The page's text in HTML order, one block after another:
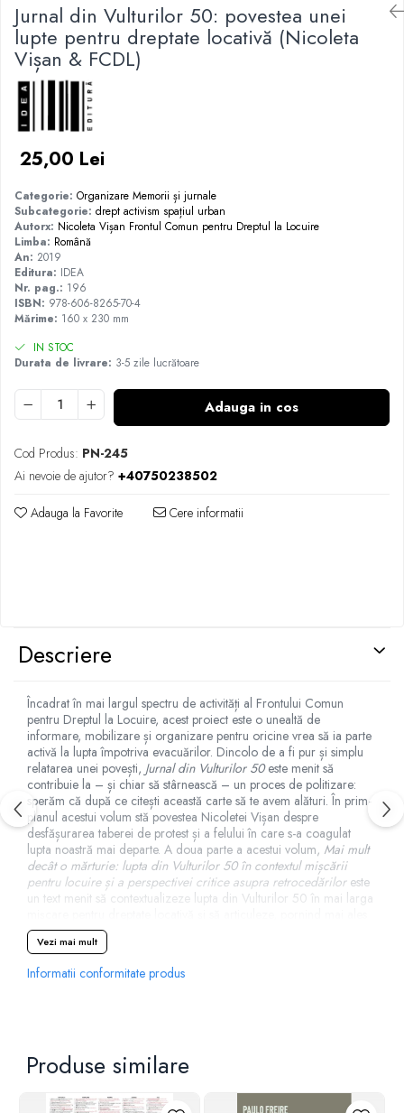
Jurnal din Vulturilor 50: povestea unei
lupte pentru dreptate locativă (Nicoleta
Vișan & FCDL)
25,00 Lei
Categorie: Organizare Memorii și jurnale
Subcategorie: drept activism spațiul urban
Autorx: Nicoleta Vișan Frontul Comun pentru Dreptul la Locuire
Limba: Română
An: 2019
Editura: IDEA
Nr. pag.: 196
ISBN: 978-606-8265-70-4
Mărime: 160 x 230 mm
IN STOC
Durata de livrare: 3-5 zile lucrătoare
Adauga in cos
Cod Produs: PN-245
Ai nevoie de ajutor? +40750238502
Adauga la Favorite Cere informatii
Descriere
Încadrat în mai largul spectru de activități al Frontului Comun
pentru Dreptul la Locuire, acest proiect este o unealtă de
informare, mobilizare și organizare pentru oricine vrea să ia parte
activă la lupta împotriva evacuărilor. Dincolo de a fi pur și simplu
relatarea unei povești, Jurnal din Vulturilor 50este menit să
contribuie la – și chiar să stârnească – un proces de politizare:
sperăm că după ce citești această carte să te avem alături. În prim-
planul acestui volum stă povestea Nicoletei Vișan despre
desfășurarea taberei de protest și a felului în care s-a coagulat
lupta noastră mai departe. A doua parte a acestui volum, Mai mult
decât o mărturie: lupta din Vulturilor 50 în contextul mișcării
pentru locuire și a perspectivei critice asupra retrocedăriloreste
un text menit să contextualizeze lupta din Vulturilor 50 în mai larga
de la experiența acestei lupte, o analiză critică în privința
retrocedărilor din România și dintr-un context mai larg, est-
european. Scris de Veda Popovici și editat de FCDL, textul
reprezintă o viziune colectivă atât asupra luptei comunității
evacuărilor. Scris de Ioana Vlad cu sprijinul juridic al avocatului
Bogdan Timofti și editat de FCDL,
secțiuni și se adresează persoanelor ce se află în pragul unei
evacuări, persoanelor ce vor să sprijine pe alții ce trec printr-o
Vezi mai mult
Informatii conformitate produs
Produse similare